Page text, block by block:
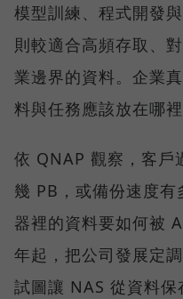
模型訓練、程式開發
則較適合高頻存取、
業邊界的資料。企業
料與任務應該放在哪裡
依 QNAP 觀察，客戶
幾 PB，或備份速度
器裡的資料要如何被
年起，把公司發展定
試圖讓 NAS 從資料